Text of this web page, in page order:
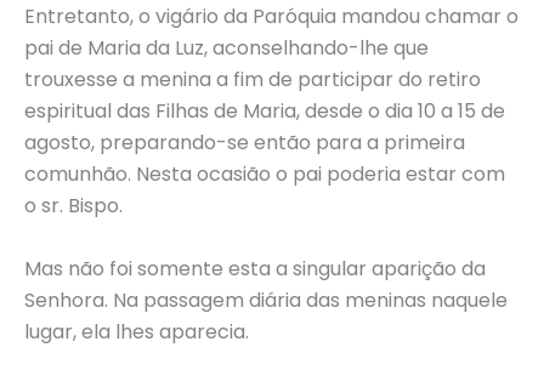
Entretanto, o vigário da Paróquia mandou chamar o
pai de Maria da Luz, aconselhando-lhe que
trouxesse a menina a fim de participar do retiro
espiritual das Filhas de Maria, desde o dia 10 a 15 de
agosto, preparando-se então para a primeira
comunhão. Nesta ocasião o pai poderia estar com
o sr. Bispo.
Mas não foi somente esta a singular aparição da
Senhora. Na passagem diária das meninas naquele
lugar, ela lhes aparecia.